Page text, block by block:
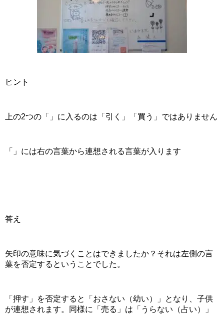
ヒント
上の2つの「」に入るのは「引く」「買う」ではありません
「」には右の言葉から連想される言葉が入ります
答え
矢印の意味に気づくことはできましたか？それは左側の言
葉を否定するということでした。
「押す」を否定すると「おさない（幼い）」となり、子供
が連想されます。同様に「売る」は「うらない（占い）」